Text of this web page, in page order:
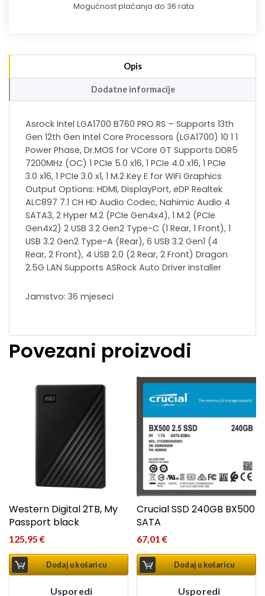
Mogućnost plaćanja do 36 rata
Opis
Dodatne informacije
Asrock Intel LGA1700 B760 PRO RS – Supports 13th
Gen 12th Gen Intel Core Processors (LGA1700) 10 1 1
Power Phase, Dr.MOS for VCore GT Supports DDR5
7200MHz (OC) 1 PCIe 5.0 x16, 1 PCIe 4.0 x16, 1 PCIe
3.0 x16, 1 PCIe 3.0 x1, 1 M.2 Key E for WiFi Graphics
Output Options: HDMI, DisplayPort, eDP Realtek
ALC897 7.1 CH HD Audio Codec, Nahimic Audio 4
SATA3, 2 Hyper M.2 (PCIe Gen4x4), 1 M.2 (PCIe
Gen4x2) 2 USB 3.2 Gen2 Type-C (1 Rear, 1 Front), 1
USB 3.2 Gen2 Type-A (Rear), 6 USB 3.2 Gen1 (4
Rear, 2 Front), 4 USB 2.0 (2 Rear, 2 Front) Dragon
2.5G LAN Supports ASRock Auto Driver Installer
Jamstvo: 36 mjeseci
Povezani proizvodi
Western Digital 2TB, My
Passport black
125,95 €
Dodaj u košaricu
Usporedi
Crucial SSD 240GB BX500
SATA
67,01€
Dodaj u košaricu
Usporedi